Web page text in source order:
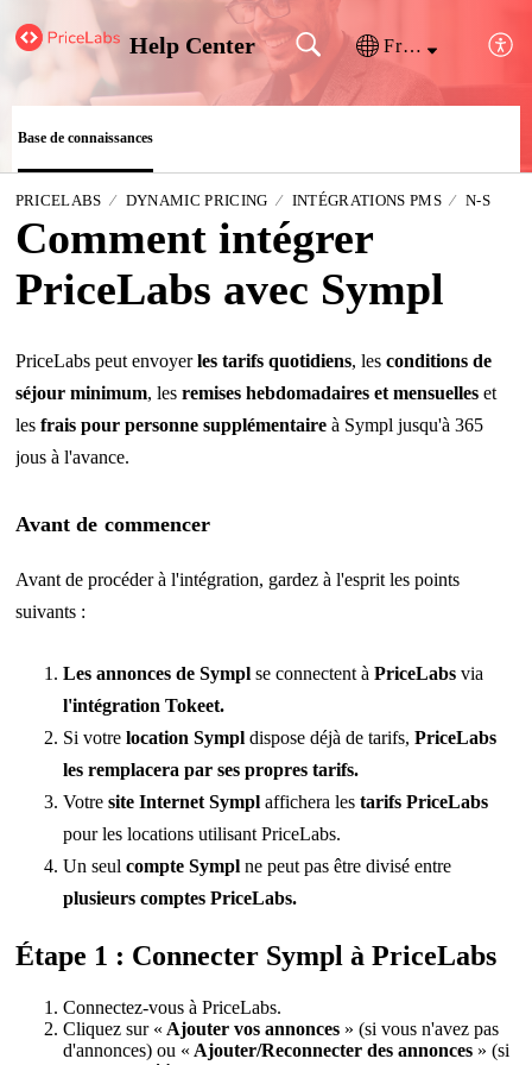
Help Center Français (France)
Base de connaissances
PRICELABS DYNAMIC PRICING INTÉGRATIONS PMS N-S
Comment intégrer
PriceLabs avec Sympl
PriceLabs peut envoyerles tarifs quotidiens, les conditions de
séjour minimum, les remises hebdomadaires et mensuelleset
les frais pour personne supplémentaireà Sympl jusqu'à 365
jous à l'avance.
Avant de commencer
Avant de procéder à l'intégration, gardez à l'esprit les points
suivants :
Les annonces de Symplse connectent à PriceLabsvia
l'intégration Tokeet.
Si votre location Sympldispose déjà de tarifs, PriceLabs
les remplacera par ses propres tarifs.
Votre site Internet Symplaffichera les tarifs PriceLabs
pour les locations utilisant PriceLabs.
Un seul compte Symplne peut pas être divisé entre
plusieurs comptes PriceLabs.
Étape 1 : Connecter Sympl à PriceLabs
Connectez-vous à PriceLabs.
Cliquez sur « Ajouter vos annonces» (si vous n'avez pas
d'annonces) ou « Ajouter/Reconnecter des annonces» (si